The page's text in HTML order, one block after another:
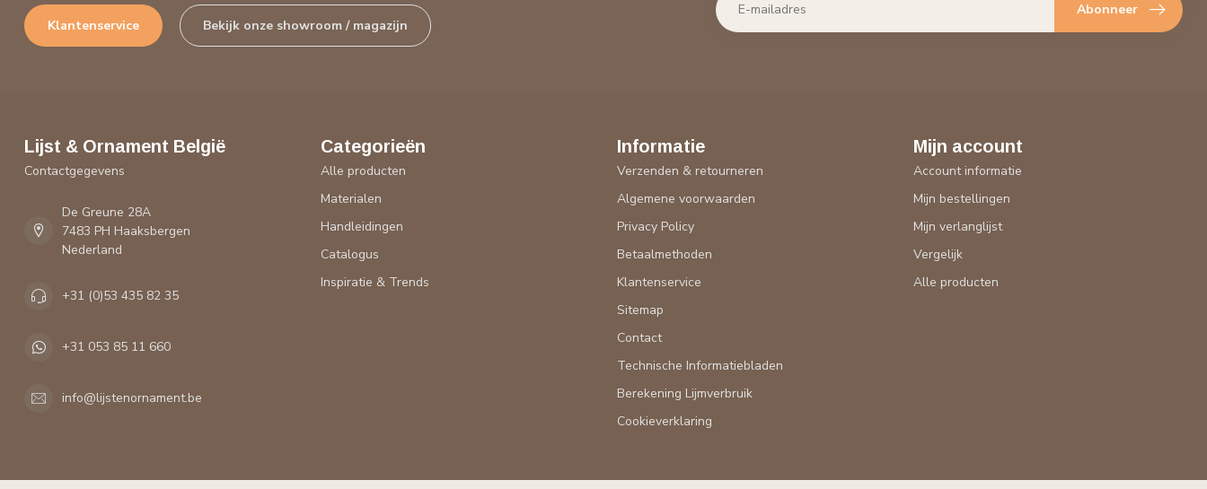
Klantenservice Bekijk onze showroom / magazijn
Abonneer
Lijst & Ornament België
Contactgegevens
De Greune 28A
7483 PH Haaksbergen
Nederland
+31 (0)53 435 82 35
+31 053 85 11 660
info@lijstenornament.be
Categorieën
Alle producten
Materialen
Handleidingen
Catalogus
Inspiratie & Trends
Informatie
Verzenden & retourneren
Algemene voorwaarden
Privacy Policy
Betaalmethoden
Klantenservice
Sitemap
Contact
Technische Informatiebladen
Berekening Lijmverbruik
Cookieverklaring
Mijn account
Account informatie
Mijn bestellingen
Mijn verlanglijst
Vergelijk
Alle producten